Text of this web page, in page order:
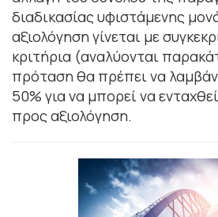
διαδικασίας υφιστάμενης
αξιολόγηση γίνεται με
κριτήρια (αναλύονται
πρόταση θα πρέπει να
50% για να μπορεί να
προς αξιολόγηση.